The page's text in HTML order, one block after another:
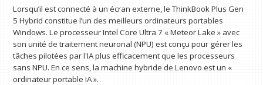
Lorsqu’il est connecté à un écran externe, le ThinkBook Plus Gen
5 Hybrid constitue l’un des meilleurs ordinateurs portables
Windows. Le processeur Intel Core Ultra 7 « Meteor Lake » avec
son unité de traitement neuronal (NPU) est conçu pour gérer les
tâches pilotées par l'IA plus efficacement que les processeurs
sans NPU. En ce sens, la machine hybride de Lenovo est un «
ordinateur portable IA ».